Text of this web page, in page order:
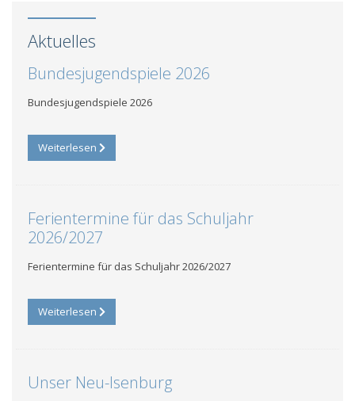
Aktuelles
Bundesjugendspiele 2026
Bundesjugendspiele 2026
Weiterlesen
Ferientermine für das Schuljahr
2026/2027
Ferientermine für das Schuljahr 2026/2027
Weiterlesen
Unser Neu-Isenburg